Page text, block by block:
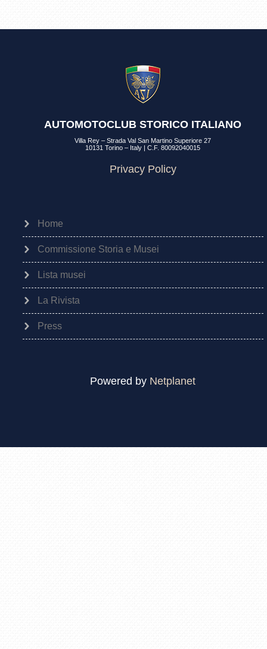
AUTOMOTOCLUB STORICO ITALIANO
Villa Rey – Strada Val San Martino Superiore 27
10131 Torino – Italy | C.F. 80092040015
Privacy Policy
Home
Commissione Storia e Musei
Lista musei
La Rivista
Press
Powered by Netplanet